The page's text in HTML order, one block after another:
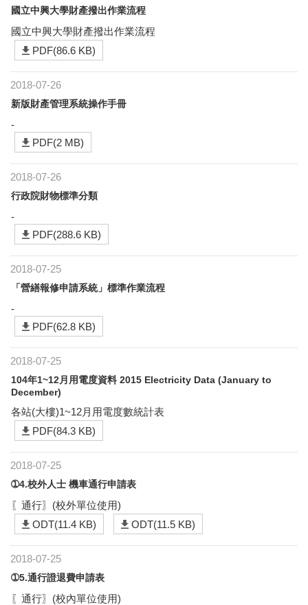
國立中興大學財產撥出作業流程
國立中興大學財產撥出作業流程
PDF(86.6 KB)
2018-07-26
新版財產管理系統操作手冊
-
PDF(2 MB)
2018-07-26
行政院財物標準分類
-
PDF(288.6 KB)
2018-07-25
「營繕報修申請系統」標準作業流程
-
PDF(62.8 KB)
2018-07-25
104年1~12月用電度資料 2015 Electricity Data (January to
December)
各站(大樓)1~12月用電度數統計表
PDF(84.3 KB)
2018-07-25
➀4.校外人士 機車通行申請表
〖通行〗(校外單位使用)
ODT(11.4 KB)
ODT(11.5 KB)
2018-07-25
➀5.通行證退費申請表
〖通行〗(校內單位使用)